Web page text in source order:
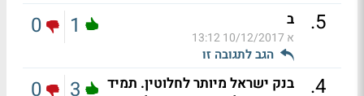
5
. ב
א 10/12/2017 13:12
הגב לתגובה זו
1
0
4
.
בנק ישראל מיותר לחלוטין. תמיד
3
0